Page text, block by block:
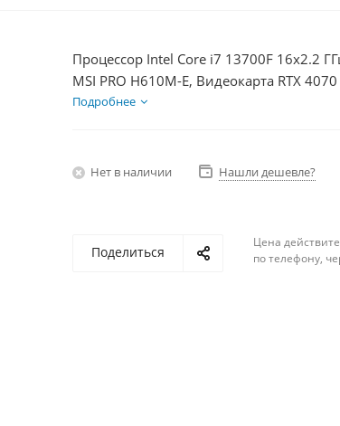
Процессор Intel Core i7 13700F 16x2.2
MSI PRO H610M-E, Видеокарта RTX
SSD 500Гб + HDD 2Тб, БП 750Вт
Подробнее
Нет в наличии Нашли дешевле?
Поделиться
Цена
по телефону,